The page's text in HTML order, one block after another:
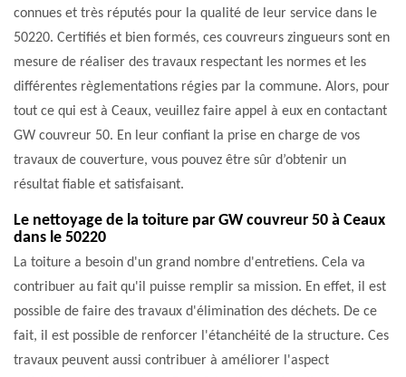
connues et très réputés pour la qualité de leur service dans le
50220. Certifiés et bien formés, ces couvreurs zingueurs sont en
mesure de réaliser des travaux respectant les normes et les
différentes règlementations régies par la commune. Alors, pour
tout ce qui est à Ceaux, veuillez faire appel à eux en contactant
GW couvreur 50. En leur confiant la prise en charge de vos
travaux de couverture, vous pouvez être sûr d’obtenir un
résultat fiable et satisfaisant.
Le nettoyage de la toiture par GW couvreur 50 à Ceaux
dans le 50220
La toiture a besoin d'un grand nombre d'entretiens. Cela va
contribuer au fait qu'il puisse remplir sa mission. En effet, il est
possible de faire des travaux d'élimination des déchets. De ce
fait, il est possible de renforcer l'étanchéité de la structure. Ces
travaux peuvent aussi contribuer à améliorer l'aspect